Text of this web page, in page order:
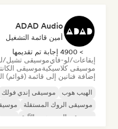
ADAD Audio
أمين قائمة التشغيل
> 4900 إجابة تم تقديمها
إيقاعات/لو-فايموسيقى تشيل/
موسيقى كلاسيكيةموسيقى
إضافة فنانين إلى قائمة (قوائم)
الهيب هوب موسيقى إندي فولك
موسيقى الروك المستقلة
موسيقى الهيب هوب الآلية